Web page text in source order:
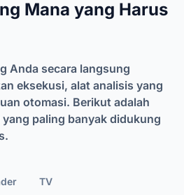
Mana yang Harus
Anda secara langsung
eksekusi, alat analisis yang
otomasi. Berikut adalah
paling banyak didukung
TV